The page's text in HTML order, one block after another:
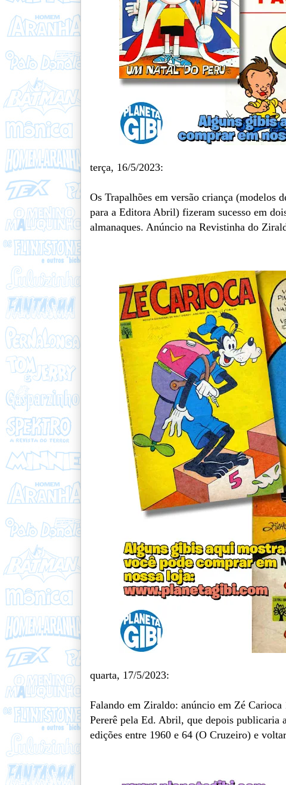
terça, 16/5/2023:
Os Trapalhões em versão criança (modelos
para a Editora Abril) fizeram sucesso em
almanaques. Anúncio na Revistinha do
quarta, 17/5/2023:
Falando em Ziraldo: anúncio em Zé
Pererê pela Ed. Abril, que depois publicaria
edições entre 1960 e 64 (O Cruzeiro) e